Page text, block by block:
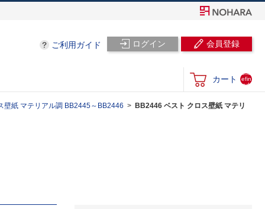
ログイン 会員登録
ご利用ガイド
カート
und
efin
ed
壁紙 マテリアル調 BB2445～BB2446
BB2446 ベスト クロス壁紙 マテリ